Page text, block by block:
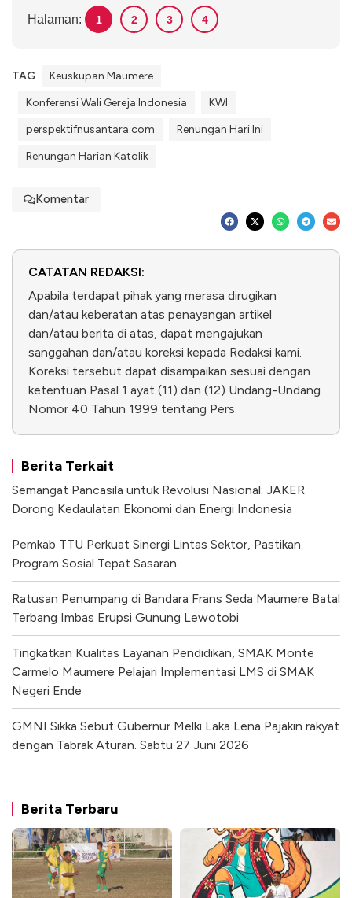
Halaman: 1 2 3 4
TAG
Keuskupan Maumere
Konferensi Wali Gereja Indonesia
KWI
perspektifnusantara.com
Renungan Hari Ini
Renungan Harian Katolik
Komentar
CATATAN REDAKSI:
Apabila terdapat pihak yang merasa dirugikan
dan/atau keberatan atas penayangan artikel
dan/atau berita di atas, dapat mengajukan
sanggahan dan/atau koreksi kepada Redaksi kami.
Koreksi tersebut dapat disampaikan sesuai dengan
ketentuan Pasal 1 ayat (11) dan (12) Undang-Undang
Nomor 40 Tahun 1999 tentang Pers.
Berita Terkait
Semangat Pancasila untuk Revolusi Nasional: JAKER
Dorong Kedaulatan Ekonomi dan Energi Indonesia
Pemkab TTU Perkuat Sinergi Lintas Sektor, Pastikan
Program Sosial Tepat Sasaran
Ratusan Penumpang di Bandara Frans Seda Maumere Batal
Terbang Imbas Erupsi Gunung Lewotobi
Tingkatkan Kualitas Layanan Pendidikan, SMAK Monte
Carmelo Maumere Pelajari Implementasi LMS di SMAK
Negeri Ende
GMNI Sikka Sebut Gubernur Melki Laka Lena Pajakin rakyat
dengan Tabrak Aturan. Sabtu 27 Juni 2026
Berita Terbaru